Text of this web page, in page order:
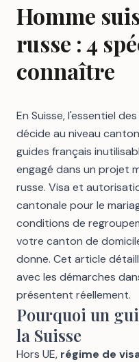
Homme
russe : 4
connaître
En Suisse, l'essentiel
décide au niveau
guides français
engagé dans un projet
russe. Visa et
cantonale pour le
conditions de
votre canton de
donne. Cet article
avec les démarches
présentent réellement.
Pourquoi un
la Suisse
Hors UE, régime de